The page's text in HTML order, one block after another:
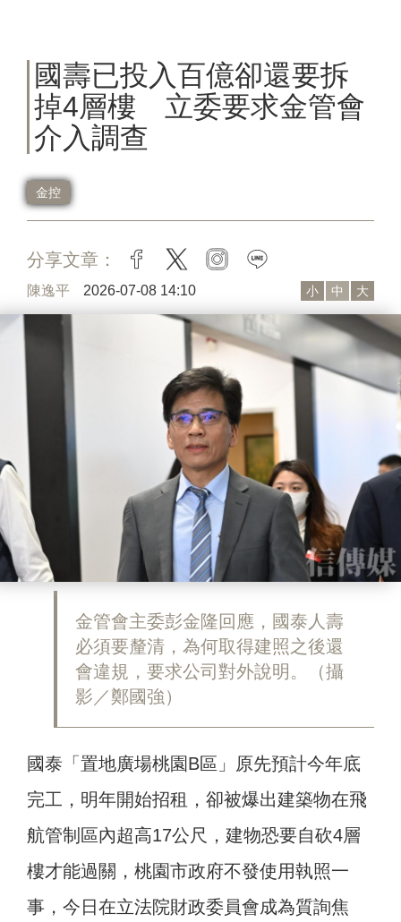
國壽已投入百億卻還要拆
掉4層樓 立委要求金管會
介入調查
金控
分享文章： facebook
twitter instagram
陳逸平 2026-07-08 14:10 小 中 大
金管會主委彭金隆回應，國泰人壽
必須要釐清，為何取得建照之後還
會違規，要求公司對外說明。（攝
影／鄭國強）
國泰「置地廣場桃園B區」原先預計今年底
完工，明年開始招租，卻被爆出建築物在飛
航管制區內超高17公尺，建物恐要自砍4層
樓才能過關，桃園市政府不發使用執照一
事，今日在立法院財政委員會成為質詢焦